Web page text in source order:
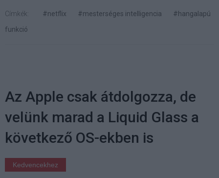
Címkék: #netflix #mesterséges intelligencia
#hangalapú
funkció
Az Apple csak átdolgozza, de
velünk marad a Liquid Glass a
következő OS-ekben is
Kedvencekhez